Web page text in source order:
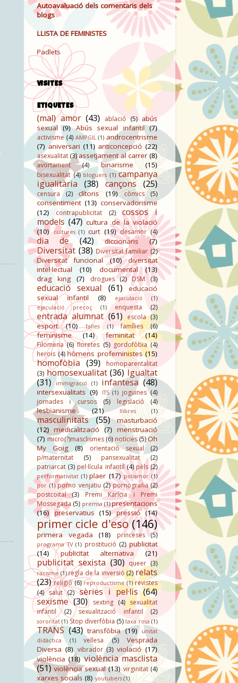
Autoavaluació dels comentaris dels
blogs
LLISTA DE FEMINISTES
Padlets
VISITES
ETIQUETES
(mal) amor (43) ablació (5) abús
sexual (9) Abús sexual infantil (7)
activisme (4) AMPGIL (1) androcentrisme
(7) aniversari (11) anticoncepció (22)
asexualitat (3)assetjament al carrer (8)
avortament (4) binarisme (15)
bisexualitat (4) bloguers (1) campanya
igualitària
(38) cançons (25)
censura (2) clítoris (19) còmics (5)
consentiment (13) conservadorisme
(12)
contrapublicitat (2)
cossos i
models (47) cultura de la violació
(10) cultures (1) curt (19) desamor (4)
dia de (42) diccionaris (7)
Diversitat (38) Diversitat familiar (2)
Diversitat funcional (10)
diversitat
intel·lectual
(10) documental
(13)
drag king
(7) drogues (2) DSM (3)
educació sexual (61)
educació
sexual infantil
(8) ejaculació
(1)
ejaculació precoç
(1) enquesta (2)
entrada alumnat (61) escola (3)
esport (10) falles (1) famílies (6)
feminisme (14) feminitat (14)
Filomena (6) floretes (5) gordofòbia (4)
herois (4) hòmens profeministes (15)
homofòbia (39)
homoparentalitat
(3) homosexualitat (36) Igualtat
(31)
immigració (1) infantesa (48)
intersexualitats (9) ITS (1) joguines (4)
jornades i cursos
(5) legislació (4)
lesbianisme (21) llibres (1)
masculinitats (55)
masturbació
(12) medicalització (7) menstruació
(7) micro(?)masclismes (6) notícies(5)Oh
My Goig
(8) orientació sexual
(2)
p/maternitat
(5) pansexualitat
(2)
patriarcat (3) pel·lícula infantil (4) pèls (2)
performativitat (1) plaer (17) poliamor (1)
por (1) porno venjatiu (2) pornografia (2)
postcoital
(3)
Premi Karícia i Premi
Mossegada (5) premsa (1) presentacions
(16) preservatius (15) pressió (14)
primer cicle d'eso (146)
primera vegada (18) princeses (5)
programa TV (1) prostitució (2) publicitat
(14)
publicitat alternativa (21)
publicitat sexista (30) queer (3)
racisme (1) regla de la inversió (2) relats
(23) religió (6) reproductisme (1) revistes
(4) salut (2) sèries i pel·lis (64)
sexisme (30) sexting (4) sexualitat
infantil
(2) sexualització infantil (2)
sororitat (1) Stop diverfòbia (5) taxa rosa (1)
TRANS (43) transfòbia (19)
unitat
didàctica
(1) vellesa (5)
Vesprada
Diversa (8) vibrador (3) violació (17)
violència (18) violència masclista
(51) violència sexual (13) virginitat (4)
xarxes socials (8) youtubers (1)